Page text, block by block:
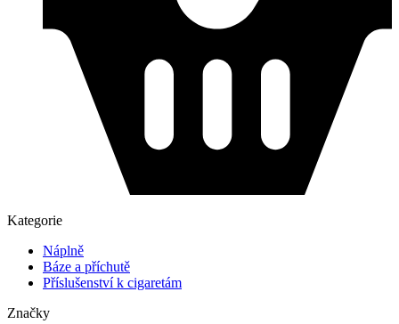
Kategorie
Náplně
Báze a příchutě
Příslušenství k cigaretám
Značky